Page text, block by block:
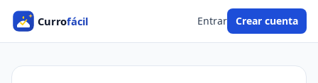
Entrar Crear cuenta